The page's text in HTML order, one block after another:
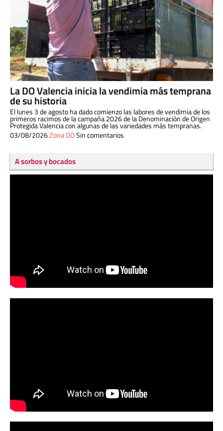
La DO Valencia inicia la vendimia más temprana
de su historia
El lunes 3 de agosto ha dado comienzo las labores de vendimia de los
primeros racimos de la campaña 2026 de la Denominación de Origen
Protegida Valencia con algunas de las variedades más tempranas.
03/08/2026Zona DOSin comentarios
A sorbos y bocados